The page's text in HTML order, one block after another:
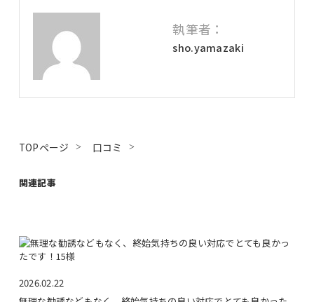
執筆者：
sho.yamazaki
TOPページ 口コミ
関連記事
2026.02.22